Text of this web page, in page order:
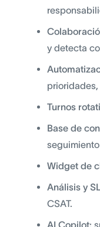
y detecta
Turnos
Base de
Widget de
Análisis y
CSAT.